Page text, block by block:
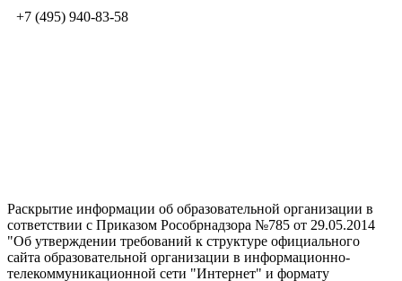
+7 (495) 940-83-58
Раскрытие информации об образовательной организации в
сответствии с Приказом Рособрнадзора №785 от 29.05.2014
"Об утверждении требований к структуре официального
сайта образовательной организации в информационно-
телекоммуникационной сети "Интернет" и формату